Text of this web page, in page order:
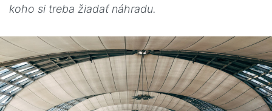
koho si treba žiadať náhradu.